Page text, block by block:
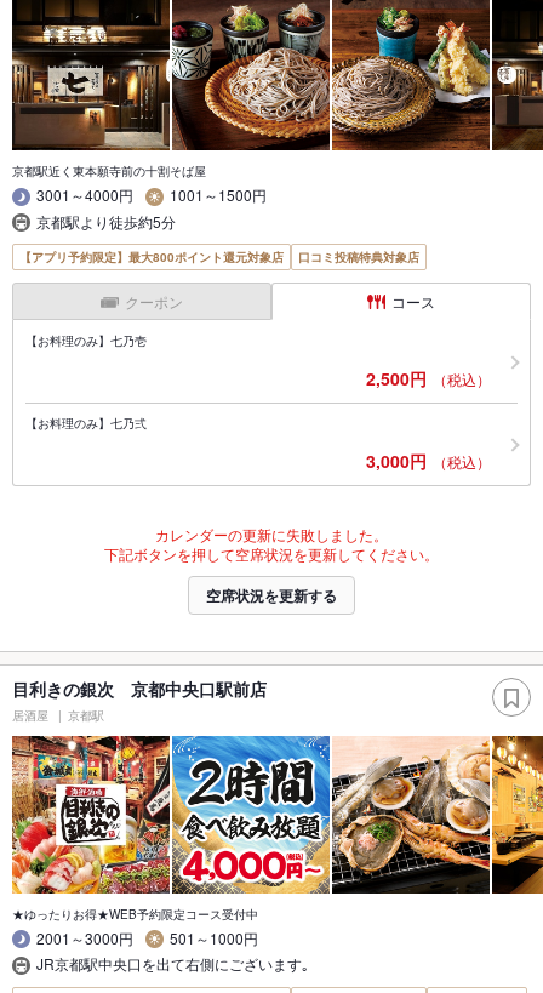
京都駅近く東本願寺前の十割そば屋
3001～4000円
1001～1500円
京都駅より徒歩約5分
【アプリ予約限定】最大800ポイント還元対象店 口コミ投稿特典対象店
クーポン コース
【お料理のみ】七乃壱
2,500円 （税込）
【お料理のみ】七乃弍
3,000円 （税込）
カレンダーの更新に失敗しました。
下記ボタンを押して空席状況を更新してください。
空席状況を更新する
目利きの銀次 京都中央口駅前店
居酒屋 京都駅
★ゆったりお得★WEB予約限定コース受付中
2001～3000円
501～1000円
JR京都駅中央口を出て右側にございます｡